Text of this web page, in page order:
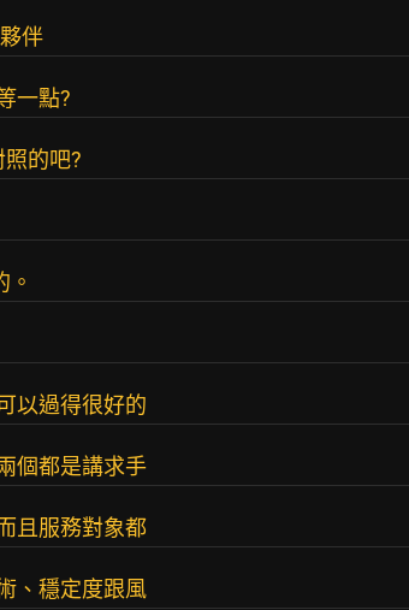
伴
一點?
的吧?
以過得很好的
個都是講求手
且服務對象都
、穩定度跟風